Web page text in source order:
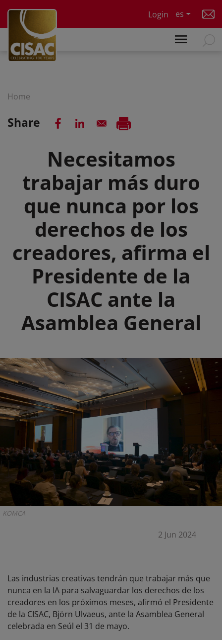
Login
es
Home
Share
Necesitamos
trabajar más duro
que nunca por los
derechos de los
creadores, afirma el
Presidente de la
CISAC ante la
Asamblea General
KOMCA
2 Jun 2024
Las industrias creativas tendrán que trabajar más que
nunca en la IA para salvaguardar los derechos de los
creadores en los próximos meses, afirmó el Presidente
de la CISAC, Björn Ulvaeus, ante la Asamblea General
celebrada en Seúl el 31 de mayo.